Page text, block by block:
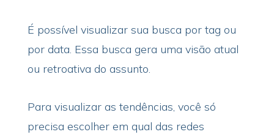
É possível visualizar sua busca por tag ou
por data. Essa busca gera uma visão atual
ou retroativa do assunto.
Para visualizar as tendências, você só
precisa escolher em qual das redes